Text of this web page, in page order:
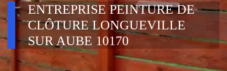
ENTREPRISE PEINTURE DE
CLÔTURE LONGUEVILLE
SUR AUBE 10170